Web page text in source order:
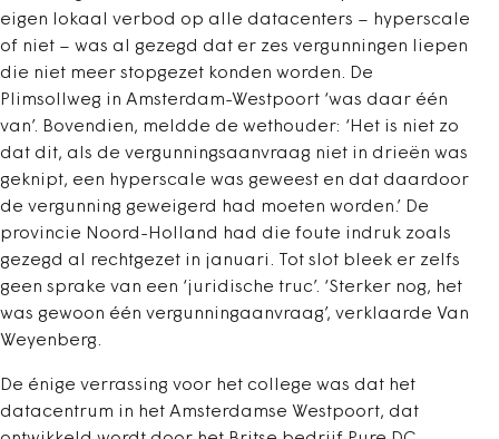
eigen lokaal verbod op alle datacenters – hyperscale
of niet – was al gezegd dat er zes vergunningen liepen
die niet meer stopgezet konden worden. De
Plimsollweg in Amsterdam-Westpoort ‘was daar één
van’. Bovendien, meldde de wethouder: ‘Het is niet zo
dat dit, als de vergunningsaanvraag niet in drieën was
geknipt, een hyperscale was geweest en dat daardoor
de vergunning geweigerd had moeten worden.’ De
provincie Noord-Holland had die foute indruk zoals
gezegd al rechtgezet in januari. Tot slot bleek er zelfs
geen sprake van een ‘juridische truc’. ‘Sterker nog, het
was gewoon één vergunningaanvraag’, verklaarde Van
Weyenberg.
De énige verrassing voor het college was dat het
datacentrum in het Amsterdamse Westpoort, dat